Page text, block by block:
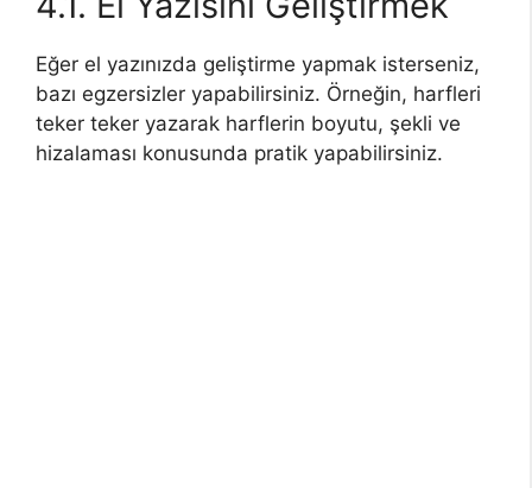
Eğer el yazınızda geliştirme yapmak isterseniz,
bazı egzersizler yapabilirsiniz. Örneğin, harfleri
teker teker yazarak harflerin boyutu, şekli ve
hizalaması konusunda pratik yapabilirsiniz.